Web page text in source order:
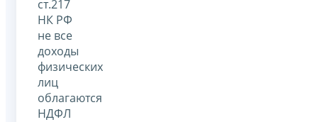
ст.217
НК РФ
не все
доходы
физических
лиц
облагаются
НДФЛ